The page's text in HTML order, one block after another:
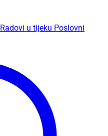
Radovi u tijeku Poslovni